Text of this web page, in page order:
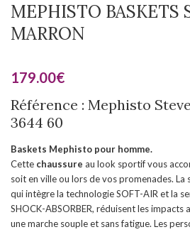
MEPHISTO BASKETS
MARRON
179.00€
Référence : Mephisto
3644 60
Baskets Mephisto pour homme.
Cette chaussure au look sportif vous
soit en ville ou lors de vos promenades.
qui intègre la technologie SOFT-AIR et la
SHOCK-ABSORBER, réduisent les
une marche souple et sans fatigue. Les